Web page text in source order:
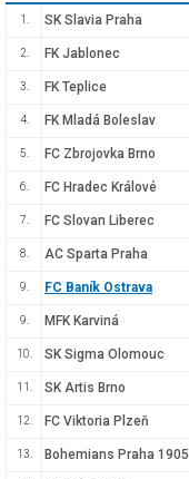
1. SK Slavia Praha
2. FK Jablonec
3. FK Teplice
4. FK Mladá Boleslav
5. FC Zbrojovka Brno
6. FC Hradec Králové
7. FC Slovan Liberec
8. AC Sparta Praha
9. FC Baník Ostrava
9. MFK Karviná
10. SK Sigma Olomouc
11. SK Artis Brno
12. FC Viktoria Plzeň
13. Bohemians Praha 1905